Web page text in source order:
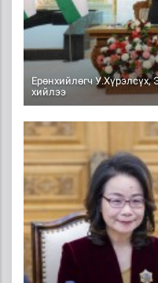
Ерөнхийлөгч
хийлээ